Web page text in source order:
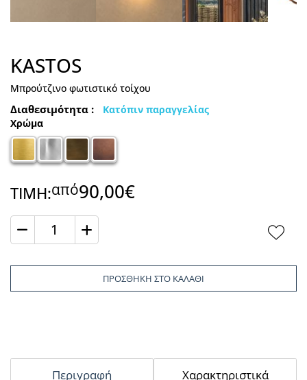
KASTOS
Μπρούτζινο φωτιστικό τοίχου
Διαθεσιμότητα :
Κατόπιν παραγγελίας
Χρώμα
ΤΙΜΗ:από90,00€
ΠΡΟΣΘΗΚΗ ΣΤΟ ΚΑΛΑΘΙ
Περιγραφή Χαρακτηριστικά